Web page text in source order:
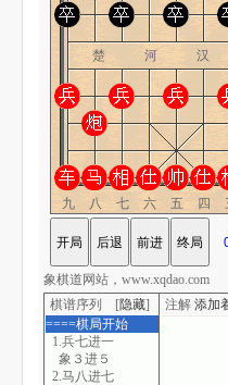
楚 河 汉
九八七六五四
棋谱序列 [隐藏]
====棋局开始
1.兵七进一
象３进５
2.马八进七
注解 添加
象棋道网站，www.xqdao.com